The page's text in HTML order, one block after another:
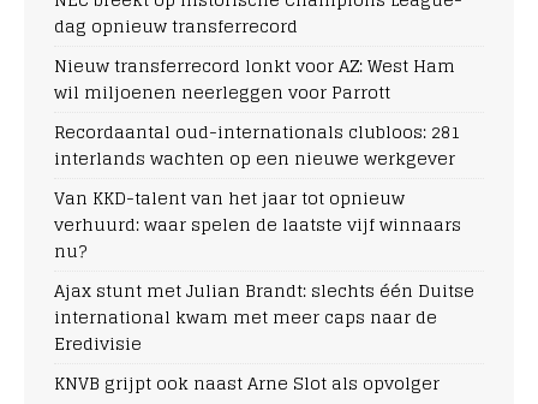
dag opnieuw transferrecord
Nieuw transferrecord lonkt voor AZ: West Ham
wil miljoenen neerleggen voor Parrott
Recordaantal oud-internationals clubloos: 281
interlands wachten op een nieuwe werkgever
Van KKD-talent van het jaar tot opnieuw
verhuurd: waar spelen de laatste vijf winnaars
nu?
Ajax stunt met Julian Brandt: slechts één Duitse
international kwam met meer caps naar de
Eredivisie
KNVB grijpt ook naast Arne Slot als opvolger